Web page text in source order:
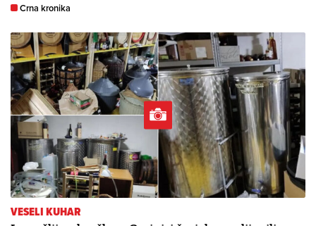
Crna kronika
VESELI KUHAR